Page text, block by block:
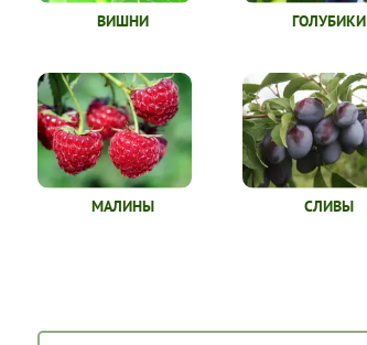
ВИШНИ ГОЛУБИКИ
МАЛИНЫ СЛИВЫ